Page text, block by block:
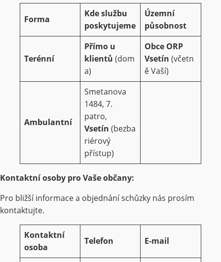
Forma
Kde službu
poskytujeme
Územní
působnost
Terénní
Přímo u
klientů (dom
a)
Obce ORP
Vsetín (včetn
ě Vaší)
Ambulantní
Smetanova
1484, 7.
patro,
Vsetín (bezba
riérový
přístup)
Kontaktní osoby pro Vaše občany:
Pro bližší informace a objednání schůzky nás prosím
kontaktujte.
Kontaktní
osoba
Telefon E-mail